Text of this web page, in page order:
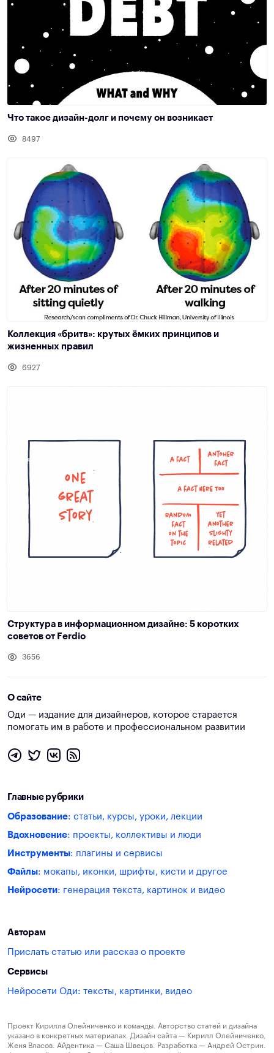
Что такое дизайн-долг и почему он возникает
8497
Коллекция «бритв»: крутых ёмких принципов и
жизненных правил
6927
Структура в информационном дизайне: 5 коротких
советов от Ferdio
3656
О сайте
Оди — издание для дизайнеров, которое старается
помогать им в работе и профессиональном развитии
Главные рубрики
Образование: статьи, курсы, уроки, лекции
Вдохновение: проекты, коллективы и люди
Инструменты: плагины и сервисы
Файлы: мокапы, иконки, шрифты, кисти и другое
Нейросети: генерация текста, картинок и видео
Авторам
Прислать статью или рассказ о проекте
Сервисы
Нейросети Оди: тексты, картинки, видео
Проект Кирилла Олейниченко и команды. Авторство статей и дизайна
указано в конкретных материалах. Дизайн сайта — Кирилл Олейниченко,
Женя Власов. Айдентика — Саша Швецов. Разработка — Андрей Острин.